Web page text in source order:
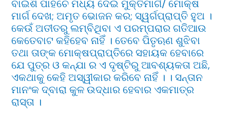
ବାଇଶି ପାହଚେ ମଧ୍ୟ ଦେଇ ମୁକ୍ତିମାର୍ଗ/ ମୋକ୍ଷ
ମାର୍ଗ ଦେଖ; ଅମୃତ ଭୋଜନ କର; ସ୍ୱର୍ଗପ୍ରାପ୍ତି ହୁଅ ।
କେଉଁ ଅତୀତରୁ ଲମ୍ବିଥିବା ଏ ପରମ୍ପରାର ଗତିଆଉ
କେତେବାଟ କହିହେବ ନାହିଁ । ତେବେ ପିତୃଋଣ ଶୁଝିବା
ତଥା ତାଙ୍କ ମୋକ୍ଷପ୍ରାପ୍ତିରେ ସହାୟକ ହେବାରେ
ଯେ ପୁତ୍ର ଓ କନ୍ଯା ର ଏ ଦୃଷ୍ଟିରୁ ଆବଶ୍ୟକତା ଅଛି,
ଏକଥାକୁ କେହି ଅସ୍ୱୀକାର କରିବେ ନାହିଁ । । ସନ୍ତାନ
ମାନଂକ ଦ୍ବାରା କୁଳ ଉଦ୍ଧାର ହେବାର ଏକମାତ୍ର
ରାସ୍ତା ।